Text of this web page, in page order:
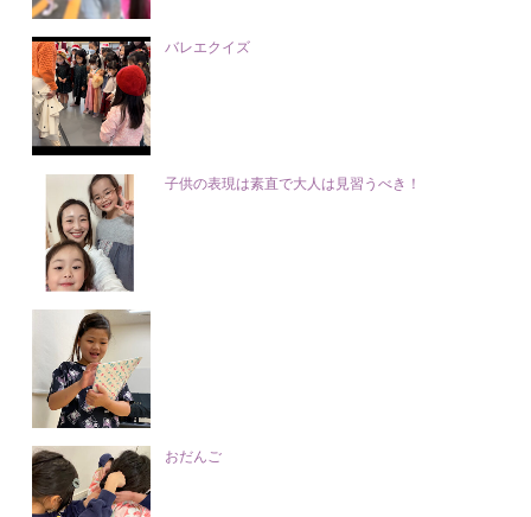
バレエクイズ
子供の表現は素直で大人は見習うべき！
おだんご